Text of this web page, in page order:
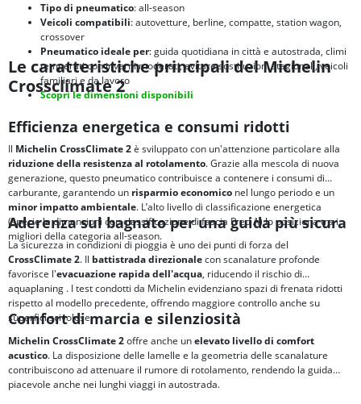
Tipo di pneumatico: all-season
Veicoli compatibili: autovetture, berline, compatte, station wagon,
crossover
Pneumatico ideale per: guida quotidiana in città e autostrada, climi
temperati con inverni moderati, evitare sostituzioni stagionali, veicoli
familiari e da lavoro
Scopri le dimensioni disponibili
Le caratteristiche principali del Michelin
Crossclimate 2
Efficienza energetica e consumi ridotti
Il Michelin CrossClimate 2è sviluppato con un'attenzione particolare alla
riduzione della resistenza al rotolamento. Grazie alla mescola di nuova
generazione, questo pneumatico contribuisce a contenere i consumi di
carburante, garantendo un risparmio economico nel lungo periodo e un
minor impatto ambientale. L’alto livello di classificazione energetica
(specie le dimensioni con classificazione di fascia B ed A) lo posiziona tra i
migliori della categoria all-season.
Aderenza sul bagnato per una guida più sicura
La sicurezza in condizioni di pioggia è uno dei punti di forza del
CrossClimate 2. Il battistrada direzionalecon scanalature profonde
favorisce l'evacuazione rapida dell'acqua, riducendo il rischio di
aquaplaning . I test condotti da Michelin evidenziano spazi di frenata ridotti
rispetto al modello precedente, offrendo maggiore controllo anche su
superfici scivolose.
Comfort di marcia e silenziosità
Michelin CrossClimate 2offre anche unelevato livello di comfort
acustico. La disposizione delle lamelle e la geometria delle scanalature
contribuiscono ad attenuare il rumore di rotolamento, rendendo la guida
piacevole anche nei lunghi viaggi in autostrada.